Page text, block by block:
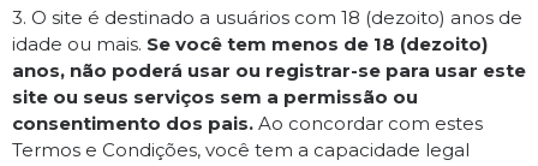
3. O site é destinado a usuários com 18 (dezoito) anos de
idade ou mais. Se você tem menos de 18 (dezoito)
anos, não poderá usar ou registrar-se para usar este
site ou seus serviços sem a permissão ou
consentimento dos pais. Ao concordar com estes
Termos e Condições, você tem a capacidade legal